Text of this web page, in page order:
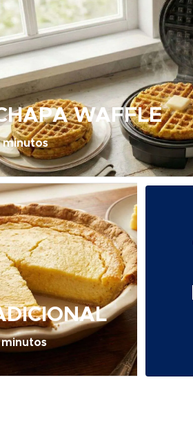
WAFFLE
minutos
minutos